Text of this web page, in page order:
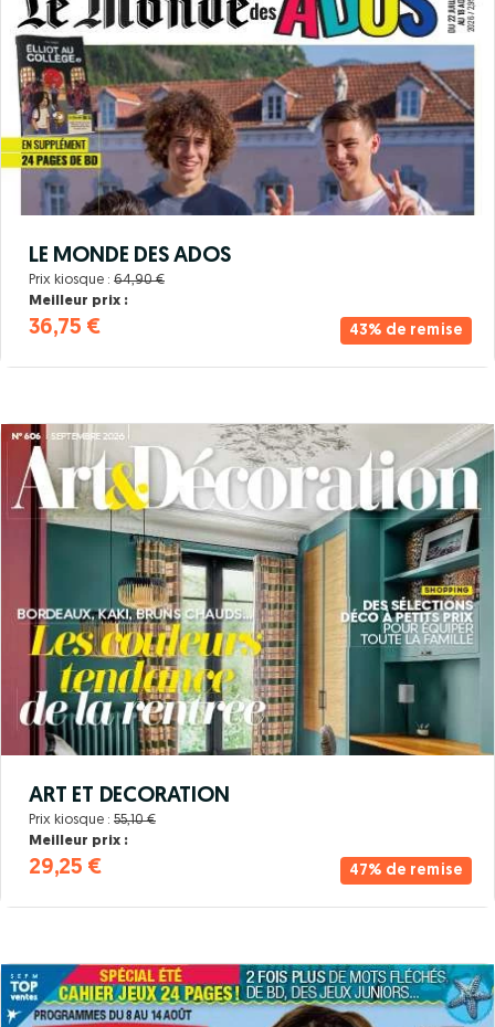
43% de remise
LE MONDE DES ADOS
Prix kiosque : 64,90 €
Meilleur prix :
36,75 €
47% de remise
ART ET DECORATION
Prix kiosque : 55,10 €
Meilleur prix :
29,25 €